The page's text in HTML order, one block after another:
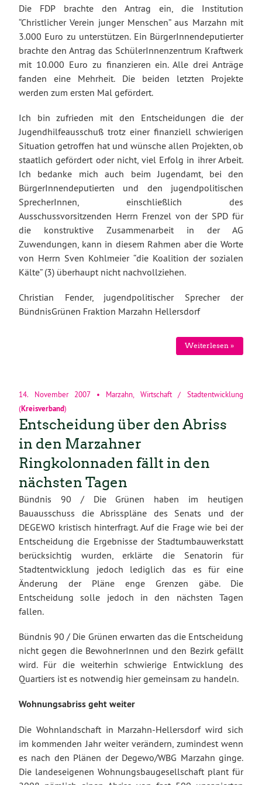
Die FDP brachte den Antrag ein, die Institution
“Christlicher Verein junger Menschen” aus Marzahn mit
3.000 Euro zu unterstützen. Ein BürgerInnendeputierter
brachte den Antrag das SchülerInnenzentrum Kraftwerk
mit 10.000 Euro zu finanzieren ein. Alle drei Anträge
fanden eine Mehrheit. Die beiden letzten Projekte
werden zum ersten Mal gefördert.
Ich bin zufrieden mit den Entscheidungen die der
Jugendhilfeausschuß trotz einer finanziell schwierigen
Situation getroffen hat und wünsche allen Projekten, ob
staatlich gefördert oder nicht, viel Erfolg in ihrer Arbeit.
Ich bedanke mich auch beim Jugendamt, bei den
BürgerInnendeputierten und den jugendpolitischen
SprecherInnen, einschließlich des
Ausschussvorsitzenden Herrn Frenzel von der SPD für
die konstruktive Zusammenarbeit in der AG
Zuwendungen, kann in diesem Rahmen aber die Worte
von Herrn Sven Kohlmeier “die Koalition der sozialen
Kälte” (3) überhaupt nicht nachvollziehen.
Christian Fender, jugendpolitischer Sprecher der
BündnisGrünen Fraktion Marzahn Hellersdorf
Weiterlesen »
14. November 2007• Marzahn
Wirtschaft / Stadtentwicklung
(Kreisverband)
Entscheidung über den Abriss
in den Marzahner
Ringkolonnaden fällt in den
nächsten Tagen
Bündnis 90 / Die Grünen haben im heutigen
Bauausschuss die Abrisspläne des Senats und der
DEGEWO kristisch hinterfragt. Auf die Frage wie bei der
Entscheidung die Ergebnisse der Stadtumbauwerkstatt
berücksichtig wurden, erklärte die Senatorin für
Stadtentwicklung jedoch lediglich das es für eine
Änderung der Pläne enge Grenzen gäbe. Die
Entscheidung solle jedoch in den nächsten Tagen
fallen.
Bündnis 90 / Die Grünen erwarten das die Entscheidung
nicht gegen die BewohnerInnen und den Bezirk gefällt
wird. Für die weiterhin schwierige Entwicklung des
Quartiers ist es notwendig hier gemeinsam zu handeln.
Wohnungsabriss geht weiter
Die Wohnlandschaft in Marzahn-Hellersdorf wird sich
im kommenden Jahr weiter verändern, zumindest wenn
es nach den Plänen der Degewo/WBG Marzahn ginge.
Die landeseigenen Wohnungsbaugesellschaft plant für